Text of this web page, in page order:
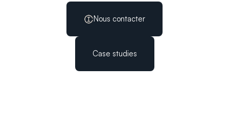
Nous contacter
Case studies